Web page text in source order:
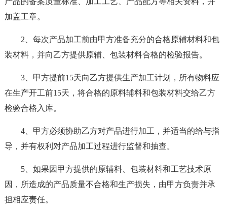
加盖工章。
2、每次产品加工前由甲方准备充分的合格原辅材料和包
装材料，并向乙方提供原辅、包装材料合格的检验报告。
3、甲方提前15天向乙方提供生产加工计划，所有物料应
在生产开工前15天，将合格的原料辅料和包装材料交给乙方
检验合格入库。
4、甲方必须协助乙方对产品进行加工，并适当的给与指
导，并有权利对产品加工过程进行监督和抽查。
5、如果因甲方提供的原辅料、包装材料和工艺技术原
因，所造成的产品质量不合格和生产损失，由甲方负责并承
担相应责任。